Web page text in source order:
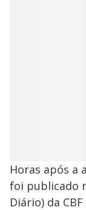
Horas após a
foi publicado
Diário) da